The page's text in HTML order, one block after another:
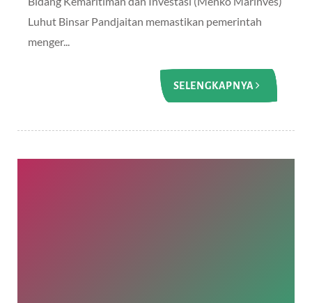
Luhut Binsar Pandjaitan memastikan pemerintah
menger...
SELENGKAPNYA